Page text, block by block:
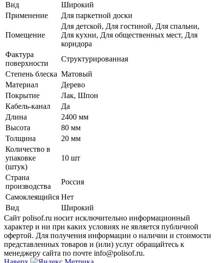
Вид
Широкий
Применение
Для паркетной доски
Помещение
Для детской, Для гостиной, Для спальни,
Для кухни, Для общественных мест, Для
коридора
Фактура
поверхности
Структурированная
Степень блеска Матовый
Материал
Дерево
Покрытие
Лак, Шпон
Кабель-канал
Да
Длина
2400 мм
Высота
80 мм
Толщина
20 мм
Количество в
упаковке
(штук)
10 шт
Страна
производства
Россия
Самоклеящийся Нет
Вид
Широкий
Сайт polisof.ru носит исключительно информационный
характер и ни при каких условиях не является публичной
офертой. Для получения информации о наличии и стоимости
представленных товаров и (или) услуг обращайтесь к
менеджеру сайта по почте info@polisof.ru.